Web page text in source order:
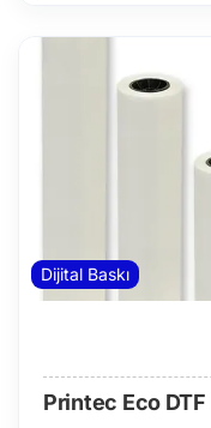
Dijital Baskı
Printec Eco DTF